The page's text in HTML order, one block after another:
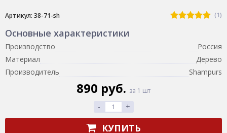
Артикул: 38-71-sh (1)
Основные характеристики
Производство
Россия
Материал
Дерево
Производитель
Shampurs
890 руб. за 1 шт
- +
КУПИТЬ